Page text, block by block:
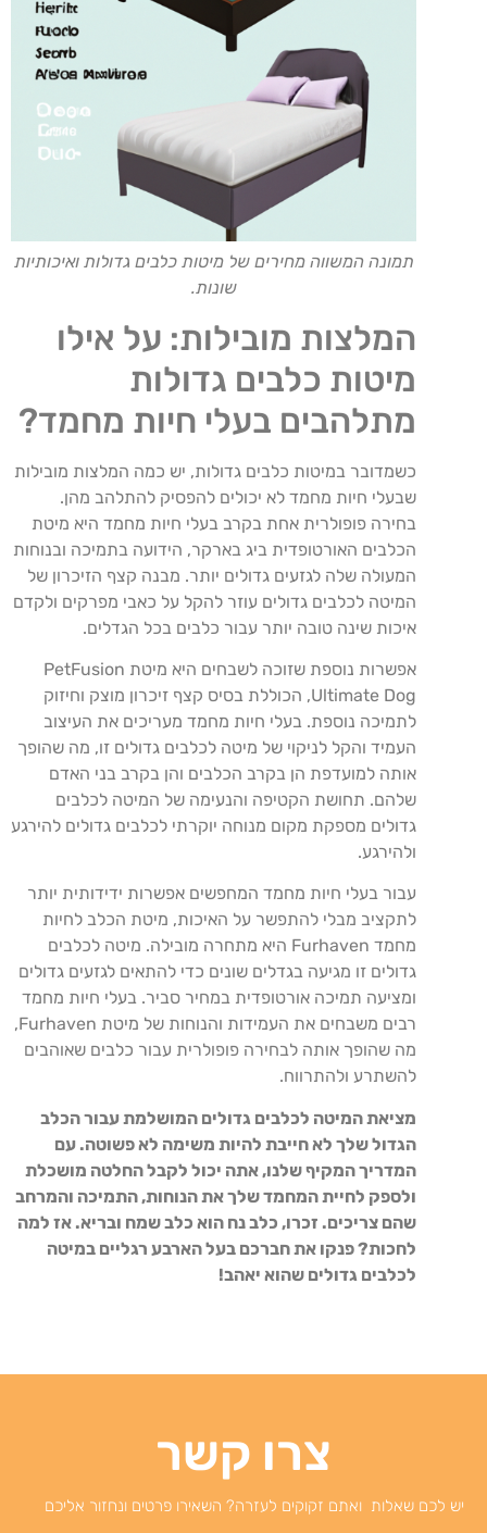
תמונה המשווה מחירים של מיטות כלבים גדולות ואיכותיות
שונות.
המלצות מובילות: על אילו
מיטות כלבים גדולות
מתלהבים בעלי חיות מחמד?
כשמדובר במיטות כלבים גדולות, יש כמה המלצות מובילות
שבעלי חיות מחמד לא יכולים להפסיק להתלהב מהן.
בחירה פופולרית אחת בקרב בעלי חיות מחמד היא מיטת
הכלבים האורטופדית ביג בארקר, הידועה בתמיכה ובנוחות
המעולה שלה לגזעים גדולים יותר. מבנה קצף הזיכרון של
המיטה לכלבים גדולים עוזר להקל על כאבי מפרקים ולקדם
איכות שינה טובה יותר עבור כלבים בכל הגדלים.
אפשרות נוספת שזוכה לשבחים היא מיטת PetFusion
Ultimate Dog, הכוללת בסיס קצף זיכרון מוצק וחיזוק
לתמיכה נוספת. בעלי חיות מחמד מעריכים את העיצוב
העמיד והקל לניקוי של מיטה לכלבים גדולים זו, מה שהופך
אותה למועדפת הן בקרב הכלבים והן בקרב בני האדם
שלהם. תחושת הקטיפה והנעימה של המיטה לכלבים
גדולים מספקת מקום מנוחה יוקרתי לכלבים גדולים להירגע
ולהירגע.
עבור בעלי חיות מחמד המחפשים אפשרות ידידותית יותר
לתקציב מבלי להתפשר על האיכות, מיטת הכלב לחיות
מחמד Furhaven היא מתחרה מובילה. מיטה לכלבים
גדולים זו מגיעה בגדלים שונים כדי להתאים לגזעים גדולים
ומציעה תמיכה אורטופדית במחיר סביר. בעלי חיות מחמד
רבים משבחים את העמידות והנוחות של מיטת Furhaven,
מה שהופך אותה לבחירה פופולרית עבור כלבים שאוהבים
להשתרע ולהתרווח.
מציאת המיטה לכלבים גדולים המושלמת עבור הכלב
הגדול שלך לא חייבת להיות משימה לא פשוטה. עם
המדריך המקיף שלנו, אתה יכול לקבל החלטה מושכלת
ולספק לחיית המחמד שלך את הנוחות, התמיכה והמרחב
שהם צריכים. זכרו, כלב נח הוא כלב שמח ובריא. אז למה
לחכות? פנקו את חברכם בעל הארבע רגליים במיטה
לכלבים גדולים שהוא יאהב!
צרו קשר
יש לכם שאלות ואתם זקוקים לעזרה? השאירו פרטים ונחזור אליכם